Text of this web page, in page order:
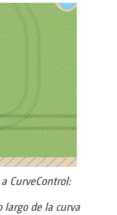
CurveControl:
largo de la curva